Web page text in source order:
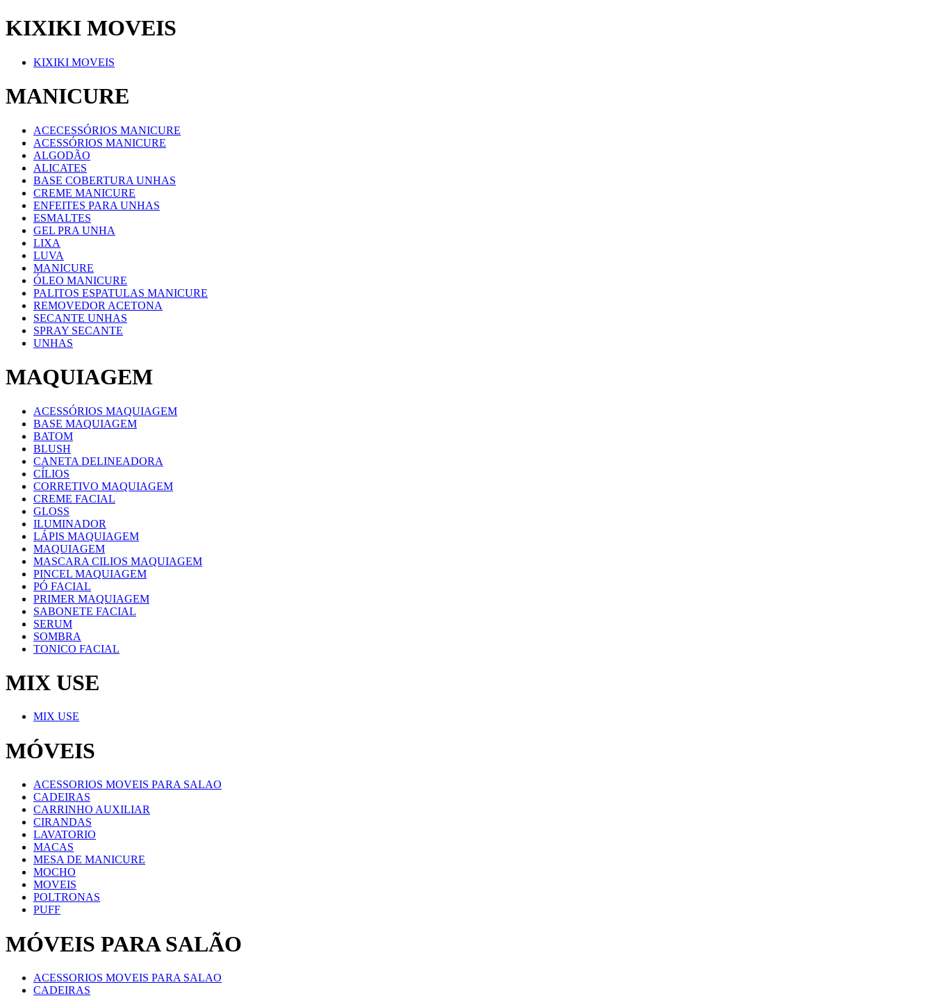
KIXIKI MOVEIS
KIXIKI MOVEIS
MANICURE
ACECESSÓRIOS MANICURE
ACESSÓRIOS MANICURE
ALGODÃO
ALICATES
BASE COBERTURA UNHAS
CREME MANICURE
ENFEITES PARA UNHAS
ESMALTES
GEL PRA UNHA
LIXA
LUVA
MANICURE
ÓLEO MANICURE
PALITOS ESPATULAS MANICURE
REMOVEDOR ACETONA
SECANTE UNHAS
SPRAY SECANTE
UNHAS
MAQUIAGEM
ACESSÓRIOS MAQUIAGEM
BASE MAQUIAGEM
BATOM
BLUSH
CANETA DELINEADORA
CÍLIOS
CORRETIVO MAQUIAGEM
CREME FACIAL
GLOSS
ILUMINADOR
LÁPIS MAQUIAGEM
MAQUIAGEM
MASCARA CILIOS MAQUIAGEM
PINCEL MAQUIAGEM
PÓ FACIAL
PRIMER MAQUIAGEM
SABONETE FACIAL
SERUM
SOMBRA
TONICO FACIAL
MIX USE
MIX USE
MÓVEIS
ACESSORIOS MOVEIS PARA SALAO
CADEIRAS
CARRINHO AUXILIAR
CIRANDAS
LAVATORIO
MACAS
MESA DE MANICURE
MOCHO
MOVEIS
POLTRONAS
PUFF
MÓVEIS PARA SALÃO
ACESSORIOS MOVEIS PARA SALAO
CADEIRAS